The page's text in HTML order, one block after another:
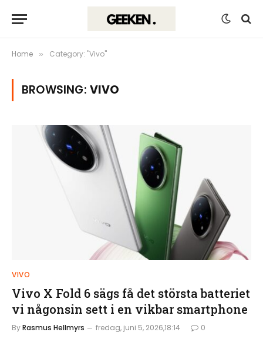
Home » Category: "Vivo"
BROWSING: VIVO
VIVO
Vivo X Fold 6 sägs få det största batteriet
vi någonsin sett i en vikbar smartphone
ByRasmus Hellmyrs fredag, juni 5, 2026,18:14 0